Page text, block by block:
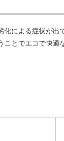
化による症状が出
ことでエコで快